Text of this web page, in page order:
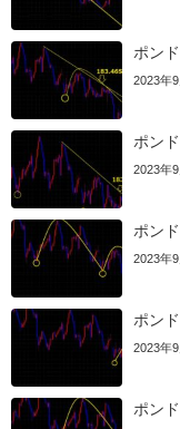
ポン
2023年
ポン
2023年
ポン
2023年
ポン
2023年
ポン